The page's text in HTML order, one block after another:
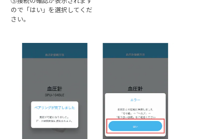
ので「はい」を選択してくだ
さい。